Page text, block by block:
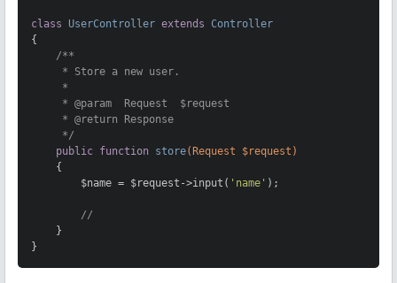
class UserController extends Controller
{
/**
     * Store a new user.
     *
     *
@param
  Request  $request
     *
@return Response
     */
public function store(Request $request)
{
        $name = $request->input(
'name' );
//
    }
}